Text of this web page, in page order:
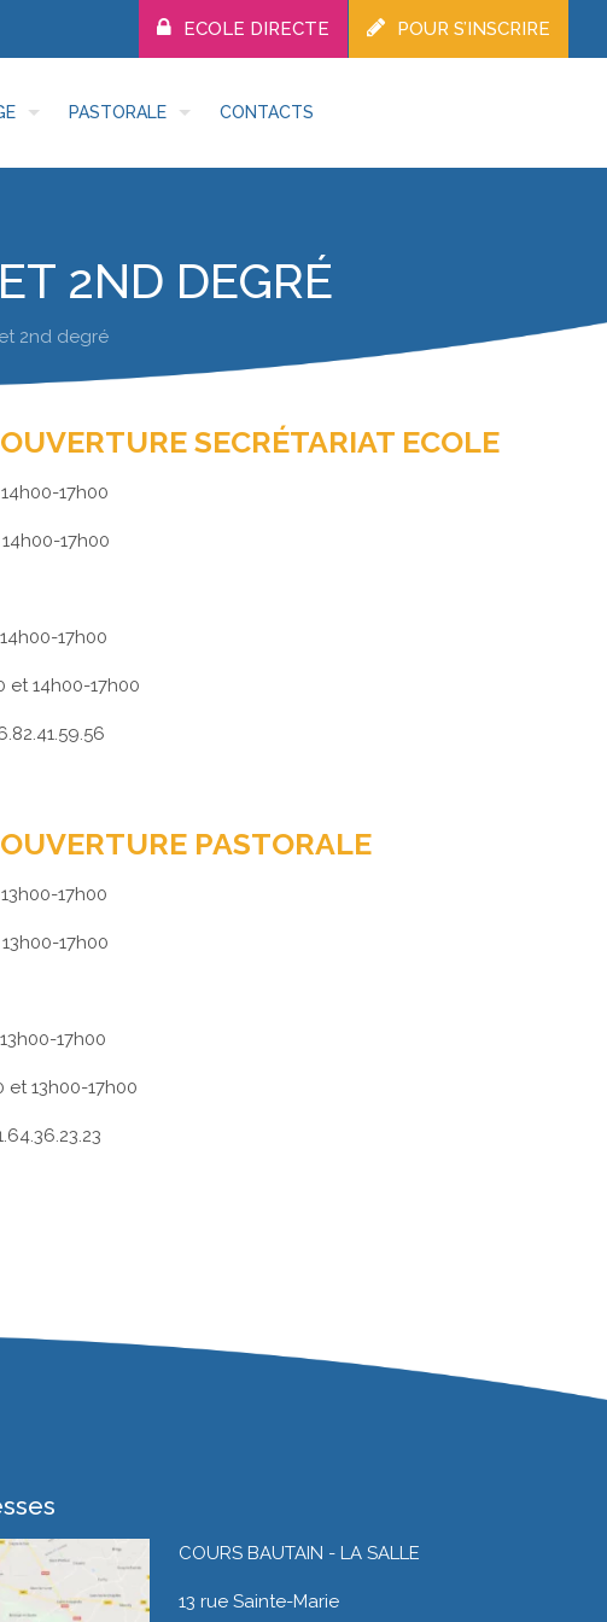
ECOLE DIRECTE POUR S’INSCRIRE
PASTORALE CONTACTS
2ND DEGRÉ
2nd degré
SECRÉTARIAT ECOLE
17h00
17h00
17h00
et 14h00-17h00
PASTORALE
17h00
17h00
17h00
et 13h00-17h00
COURS BAUTAIN - LA SALLE
13 rue Sainte-Marie